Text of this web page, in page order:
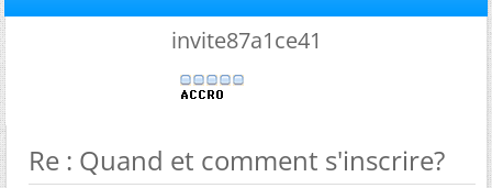
invite87a1ce41
Re : Quand et comment s'inscrire?